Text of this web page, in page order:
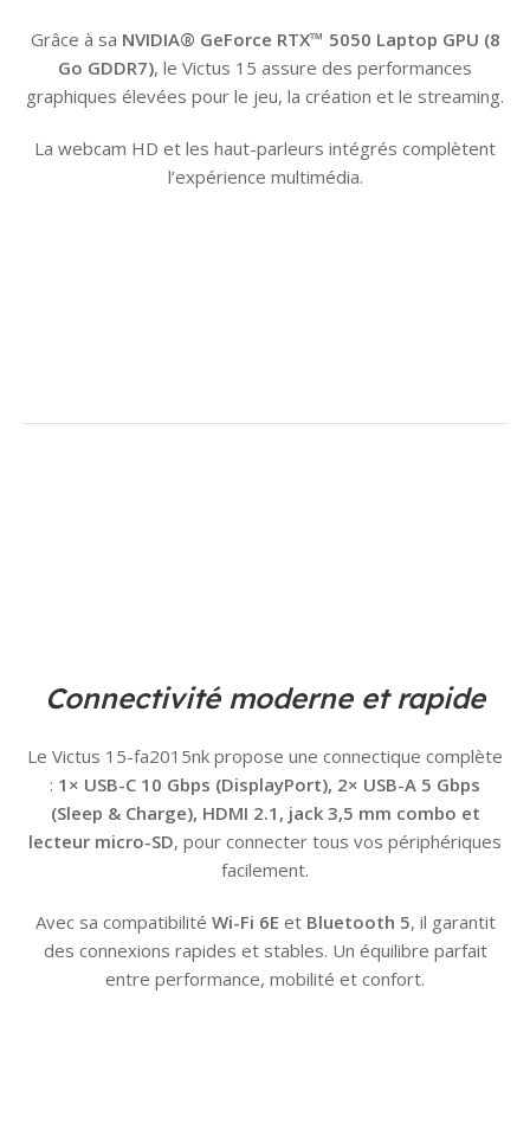
Grâce à sa NVIDIA® GeForce RTX™ 5050 Laptop GPU (8
Go GDDR7), le Victus 15 assure des performances
graphiques élevées pour le jeu, la création et le streaming.
La webcam HD et les haut-parleurs intégrés complètent
l’expérience multimédia.
Connectivité moderne et rapide
Le Victus 15-fa2015nk propose une connectique complète
: 1× USB-C 10 Gbps (DisplayPort), 2× USB-A 5 Gbps
(Sleep & Charge), HDMI 2.1, jack 3,5 mm combo et
lecteur micro-SD, pour connecter tous vos périphériques
facilement.
Avec sa compatibilité Wi-Fi 6E et Bluetooth 5, il garantit
des connexions rapides et stables. Un équilibre parfait
entre performance, mobilité et confort.